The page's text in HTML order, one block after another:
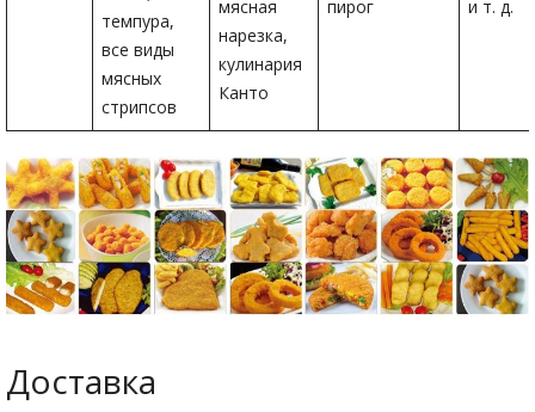
темпура,
все виды
мясных
стрипсов
мясная
нарезка,
кулинария
Канто
пирог
и т. д.
Доставка